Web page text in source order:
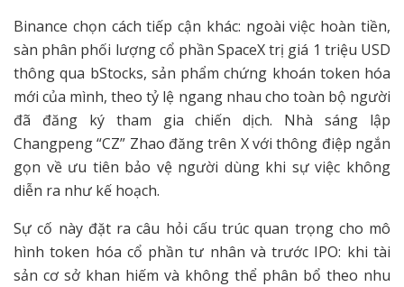
Binance chọn cách tiếp cận khác: ngoài việc hoàn tiền,
sàn phân phối lượng cổ phần SpaceX trị giá 1 triệu USD
thông qua bStocks, sản phẩm chứng khoán token hóa
mới của mình, theo tỷ lệ ngang nhau cho toàn bộ người
đã đăng ký tham gia chiến dịch. Nhà sáng lập
Changpeng “CZ” Zhao đăng trên X với thông điệp ngắn
gọn về ưu tiên bảo vệ người dùng khi sự việc không
diễn ra như kế hoạch.
Sự cố này đặt ra câu hỏi cấu trúc quan trọng cho mô
hình token hóa cổ phần tư nhân và trước IPO: khi tài
sản cơ sở khan hiếm và không thể phân bổ theo nhu